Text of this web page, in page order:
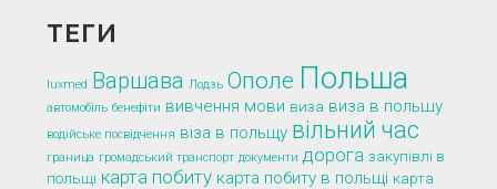
ТЕГИ
luxmed Варшава Лодзь Ополе Польша
автомобіль бенефіти вивчення мови виза виза в польшу
водійське посвідчення віза в польщу вільний час
граница громадський транспорт документи дорога закупівлі в
польщі карта побиту карта побиту в польщі карта